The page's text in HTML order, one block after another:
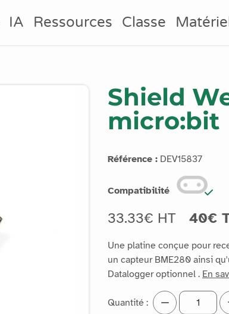
IA Ressources Classe
Shield
micro:bit
Référence : DEV15837
Compatibilité
33.33€ HT 40€
Une platine conçue pour
un capteur BME280 ainsi
Datalogger optionnel . En
Quantité :